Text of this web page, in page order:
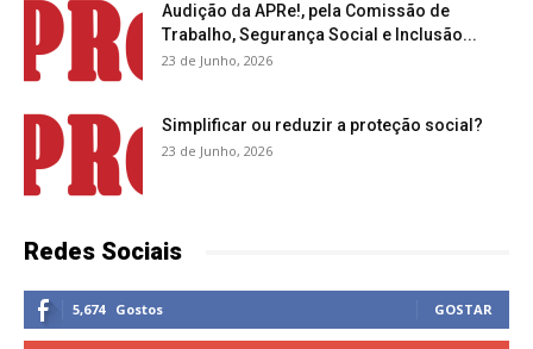
Audição da APRe!, pela Comissão de
Trabalho, Segurança Social e Inclusão...
23 de Junho, 2026
Simplificar ou reduzir a proteção social?
23 de Junho, 2026
Redes Sociais
5,674 Gostos GOSTAR